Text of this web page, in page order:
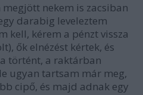
nekem is zacsiban
darabig leveleztem
kell, kérem a pénzt vissza
ők elnézést kértek, és
történt, a raktárban
ugyan tartsam már meg,
cipő, és majd adnak egy